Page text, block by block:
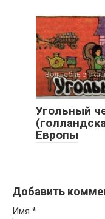
Волшебные
Угольный
Европы
Добавить
Имя *